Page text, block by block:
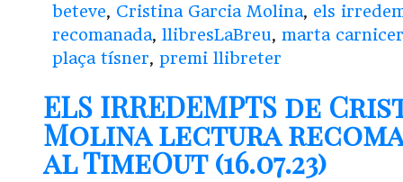
beteve, Cristina Garcia Molina, els
recomanada, llibresLaBreu, marta
plaça tísner, premi llibreter
ELS IRREDEMPTS de
Molina lectura
al TimeOut (16.07.23)